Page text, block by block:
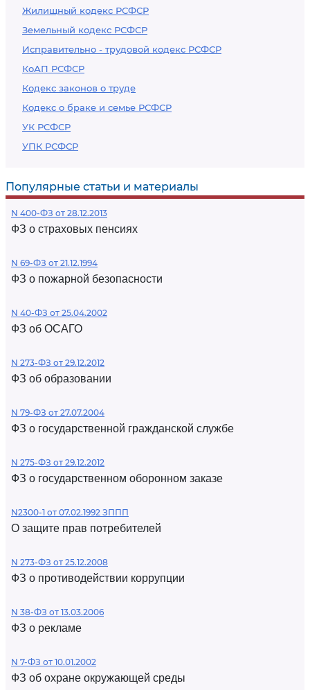
Жилищный кодекс РСФСР
Земельный кодекс РСФСР
Исправительно - трудовой кодекс РСФСР
КоАП РСФСР
Кодекс законов о труде
Кодекс о браке и семье РСФСР
УК РСФСР
УПК РСФСР
Популярные статьи и материалы
N 400-ФЗ от 28.12.2013
ФЗ о страховых пенсиях
N 69-ФЗ от 21.12.1994
ФЗ о пожарной безопасности
N 40-ФЗ от 25.04.2002
ФЗ об ОСАГО
N 273-ФЗ от 29.12.2012
ФЗ об образовании
N 79-ФЗ от 27.07.2004
ФЗ о государственной гражданской службе
N 275-ФЗ от 29.12.2012
ФЗ о государственном оборонном заказе
N2300-1 от 07.02.1992 ЗППП
О защите прав потребителей
N 273-ФЗ от 25.12.2008
ФЗ о противодействии коррупции
N 38-ФЗ от 13.03.2006
ФЗ о рекламе
N 7-ФЗ от 10.01.2002
ФЗ об охране окружающей среды